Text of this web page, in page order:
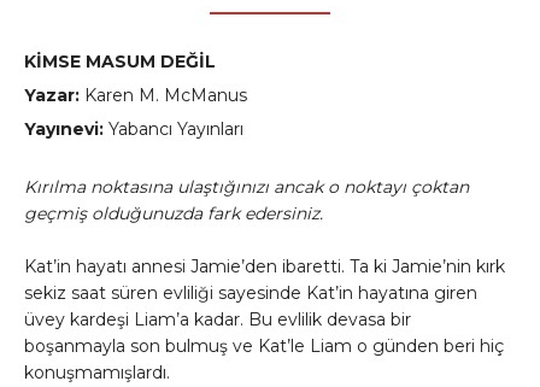
KİMSE MASUM DEĞİL
Yazar: Karen M. McManus
Yayınevi: Yabancı Yayınları
Kırılma noktasına ulaştığınızı ancak o noktayı çoktan
geçmiş olduğunuzda fark edersiniz.
Kat’in hayatı annesi Jamie’den ibaretti. Ta ki Jamie’nin kırk
sekiz saat süren evliliği sayesinde Kat’in hayatına giren
üvey kardeşi Liam’a kadar. Bu evlilik devasa bir
boşanmayla son bulmuş ve Kat’le Liam o günden beri hiç
konuşmamışlardı.